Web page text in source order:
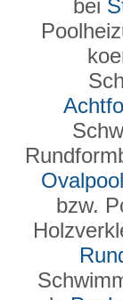
bei
bzw.